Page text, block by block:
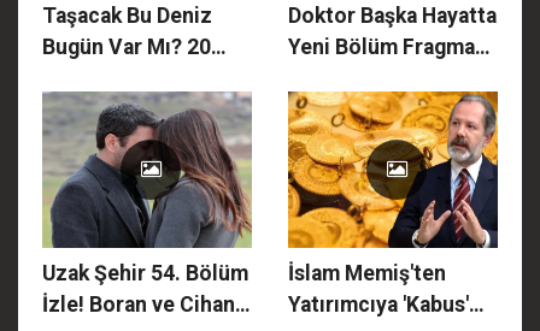
Taşacak Bu Deniz
Bugün Var Mı? 20
Yayın Akışında
Sürpriz Değişiklik!
Doktor Başka Hayatta
Yeni Bölüm Fragmanı
Dönüş Yok: Ilgaz Eski
Dostunu Ateşe Attı!
Uzak Şehir 54. Bölüm
İzle! Boran ve Cihan
İslam Memiş'ten
Yatırımcıya 'Kabus'